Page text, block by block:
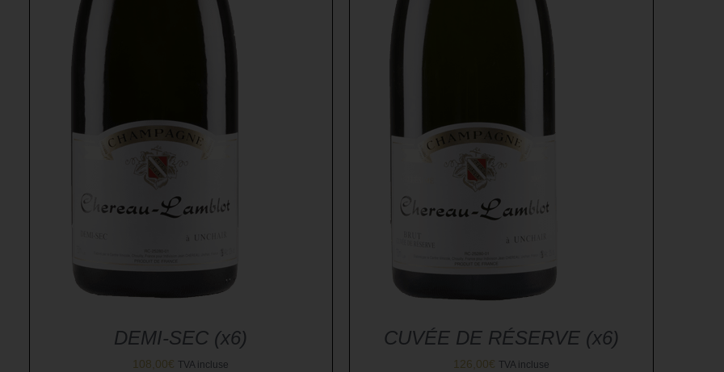
DEMI-SEC (x6)
108,00€ TVA incluse
CUVÉE DE RÉSERVE (x6)
126,00€ TVA incluse